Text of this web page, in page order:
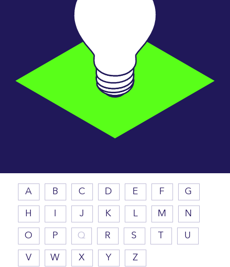
A B C D E F G
H J K L M N
O P Q R S U
V W X Y Z